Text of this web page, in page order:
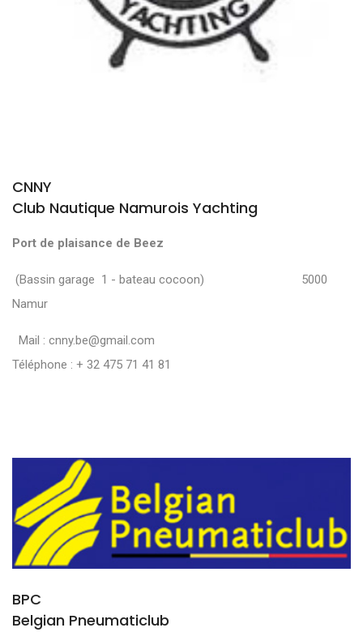
CNNY
Club Nautique Namurois Yachting
Port de plaisance de Beez
(Bassin garage 1 - bateau cocoon) 5000
Namur
Mail : cnny.be@gmail.com
Téléphone : + 32 475 71 41 81
BPC
Belgian Pneumaticlub